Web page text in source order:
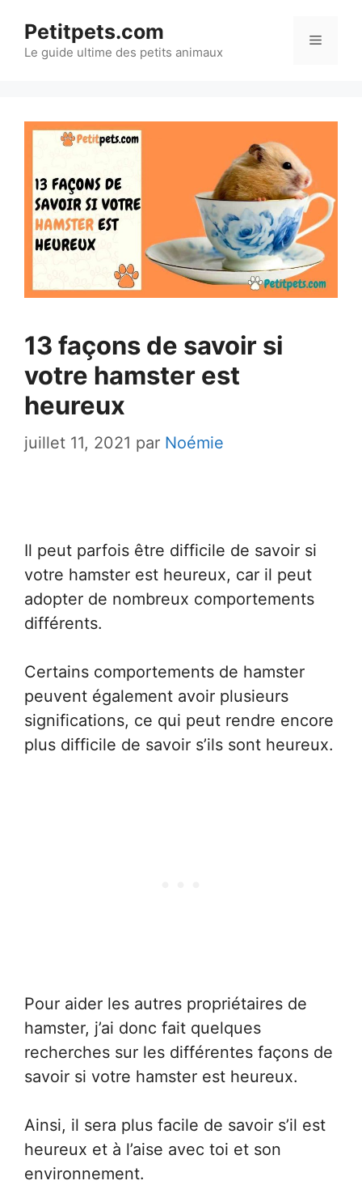
contenu
Petitpets.com
Le guide ultime des petits animaux
Menu
13 façons de savoir si
votre hamster est
heureux
juillet 11, 2021 par Noémie
Il peut parfois être difficile de savoir si
votre hamster est heureux, car il peut
adopter de nombreux comportements
différents.
Certains comportements de hamster
peuvent également avoir plusieurs
significations, ce qui peut rendre encore
plus difficile de savoir s’ils sont heureux.
Pour aider les autres propriétaires de
hamster, j’ai donc fait quelques
recherches sur les différentes façons de
savoir si votre hamster est heureux.
Ainsi, il sera plus facile de savoir s’il est
heureux et à l’aise avec toi et son
environnement.